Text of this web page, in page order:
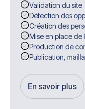
Validation du site
Détection des
Création des
Mise en place de
Production de
Publication,
En savoir plus
Get Started